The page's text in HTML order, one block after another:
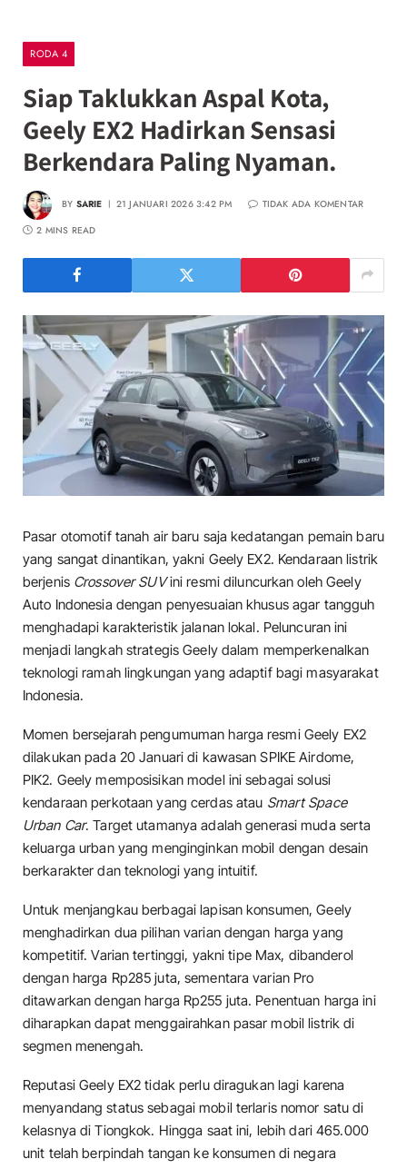
RODA 4
Siap Taklukkan Aspal Kota,
Geely EX2 Hadirkan Sensasi
Berkendara Paling Nyaman.
BY SARIE 21 JANUARI 2026 3:42 PM
TIDAK ADA KOMENTAR
2 MINS READ
Pasar otomotif tanah air baru saja kedatangan pemain baru
yang sangat dinantikan, yakni Geely EX2. Kendaraan listrik
berjenis Crossover SUVini resmi diluncurkan oleh Geely
Auto Indonesia dengan penyesuaian khusus agar tangguh
menghadapi karakteristik jalanan lokal. Peluncuran ini
menjadi langkah strategis Geely dalam memperkenalkan
teknologi ramah lingkungan yang adaptif bagi masyarakat
Indonesia.
​Momen bersejarah pengumuman harga resmi Geely EX2
dilakukan pada 20 Januari di kawasan SPIKE Airdome,
PIK2. Geely memposisikan model ini sebagai solusi
kendaraan perkotaan yang cerdas atau Smart Space
Urban Car. Target utamanya adalah generasi muda serta
keluarga urban yang menginginkan mobil dengan desain
berkarakter dan teknologi yang intuitif.
​Untuk menjangkau berbagai lapisan konsumen, Geely
menghadirkan dua pilihan varian dengan harga yang
kompetitif. Varian tertinggi, yakni tipe Max, dibanderol
dengan harga Rp285 juta, sementara varian Pro
ditawarkan dengan harga Rp255 juta. Penentuan harga ini
diharapkan dapat menggairahkan pasar mobil listrik di
segmen menengah.
​Reputasi Geely EX2 tidak perlu diragukan lagi karena
menyandang status sebagai mobil terlaris nomor satu di
kelasnya di Tiongkok. Hingga saat ini, lebih dari 465.000
unit telah berpindah tangan ke konsumen di negara